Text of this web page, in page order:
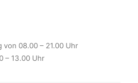
von 08.00 – 21.00 Uhr
– 13.00 Uhr